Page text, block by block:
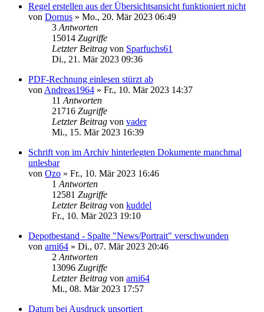
Regel erstellen aus der Übersichtsansicht funktioniert nicht
von Dornus » Mo., 20. Mär 2023 06:49
3 Antworten
15014 Zugriffe
Letzter Beitrag von Sparfuchs61
Di., 21. Mär 2023 09:36
PDF-Rechnung einlesen stürzt ab
von Andreas1964 » Fr., 10. Mär 2023 14:37
11 Antworten
21716 Zugriffe
Letzter Beitrag von vader
Mi., 15. Mär 2023 16:39
Schrift von im Archiv hinterlegten Dokumente manchmal
unlesbar
von Ozo » Fr., 10. Mär 2023 16:46
1 Antworten
12581 Zugriffe
Letzter Beitrag von kuddel
Fr., 10. Mär 2023 19:10
Depotbestand - Spalte "News/Portrait" verschwunden
von arni64 » Di., 07. Mär 2023 20:46
2 Antworten
13096 Zugriffe
Letzter Beitrag von arni64
Mi., 08. Mär 2023 17:57
Datum bei Ausdruck unsortiert